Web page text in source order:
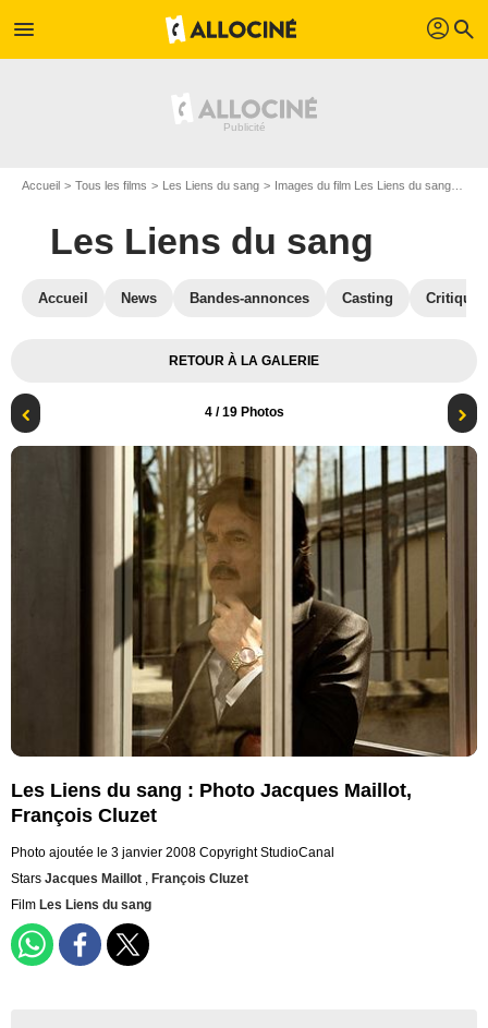
menu profil search
Accueil Tous les films Les Liens du sang Images du film Les Liens du sang
Les Liens du sang
Accueil News Bandes-annonces Casting
RETOUR À LA GALERIE
4/ 19 Photos
Les Liens du sang : Photo Jacques Maillot,
François Cluzet
Photo ajoutée le 3 janvier 2008 Copyright StudioCanal
Stars Jacques Maillot , François Cluzet
Film Les Liens du sang